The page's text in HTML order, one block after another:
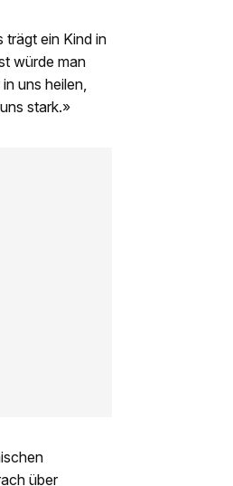
trägt ein Kind in
würde man
uns heilen,
stark.»
über